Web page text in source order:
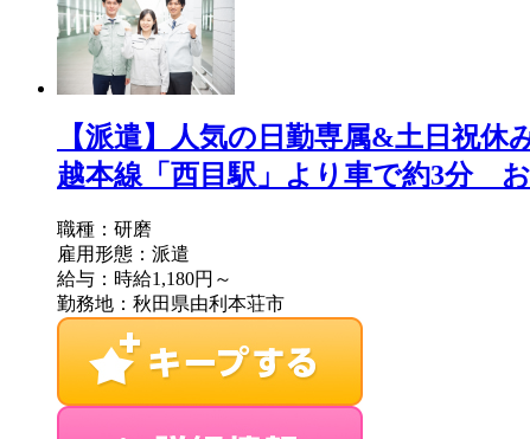
【派遣】人気の日勤専属&土日祝
越本線「西目駅」より車で約3分 お
職種：研磨
雇用形態：派遣
給与：時給1,180円～
勤務地：秋田県由利本荘市